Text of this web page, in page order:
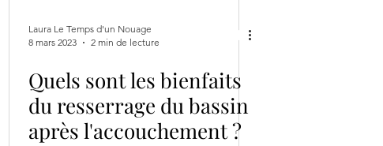
Laura Le Temps d'un Nouage
8 mars 2023
2 min de lecture
Quels sont les bienfaits
du resserrage du bassin
après l'accouchement ?